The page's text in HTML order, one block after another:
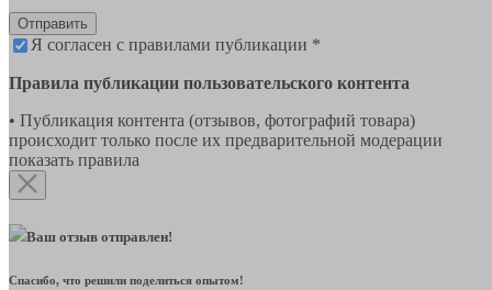
Отправить
Я согласен с правилами публикации *
Правила публикации пользовательского контента
• Публикация контента (отзывов, фотографий товара)
происходит только после их предварительной модерации
показать правила
Ваш отзыв отправлен!
Спасибо, что решили поделиться опытом!